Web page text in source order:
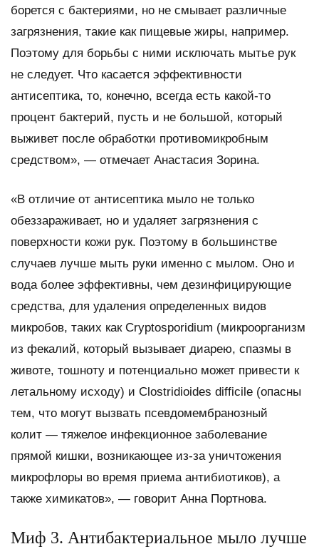
борется с бактериями, но не смывает различные
загрязнения, такие как пищевые жиры, например.
Поэтому для борьбы с ними исключать мытье рук
не следует. Что касается эффективности
антисептика, то, конечно, всегда есть какой-то
процент бактерий, пусть и не большой, который
выживет после обработки противомикробным
средством», — отмечает Анастасия Зорина.
«В отличие от антисептика мыло не только
обеззараживает, но и удаляет загрязнения с
поверхности кожи рук. Поэтому в большинстве
случаев лучше мыть руки именно с мылом. Оно и
вода более эффективны, чем дезинфицирующие
средства, для удаления определенных видов
микробов, таких как Cryptosporidium (микроорганизм
из фекалий, который вызывает диарею, спазмы в
животе, тошноту и потенциально может привести к
летальному исходу) и Clostridioides difficile (опасны
тем, что могут вызвать псевдомембранозный
колит — тяжелое инфекционное заболевание
прямой кишки, возникающее из-за уничтожения
микрофлоры во время приема антибиотиков), а
также химикатов», — говорит Анна Портнова.
Миф 3. Антибактериальное мыло лучше